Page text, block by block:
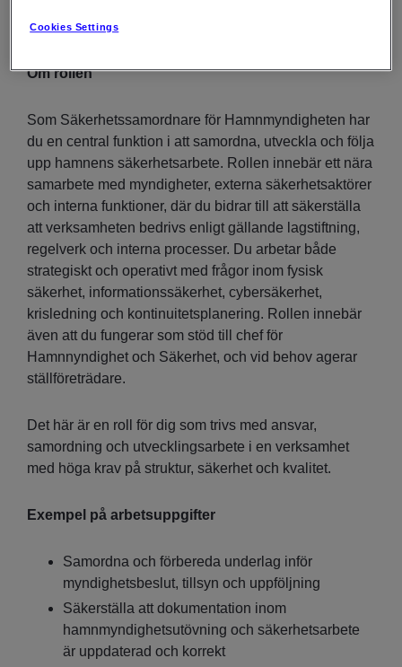
Om rollen
Som Säkerhetssamordnare för Hamnmyndigheten har
du en central funktion i att samordna, utveckla och följa
upp hamnens säkerhetsarbete. Rollen innebär ett nära
samarbete med myndigheter, externa säkerhetsaktörer
och interna funktioner, där du bidrar till att säkerställa
att verksamheten bedrivs enligt gällande lagstiftning,
regelverk och interna processer. Du arbetar både
strategiskt och operativt med frågor inom fysisk
säkerhet, informationssäkerhet, cybersäkerhet,
krisledning och kontinuitetsplanering. Rollen innebär
även att du fungerar som stöd till chef för
Hamnnyndighet och Säkerhet, och vid behov agerar
ställföreträdare.
Det här är en roll för dig som trivs med ansvar,
samordning och utvecklingsarbete i en verksamhet
med höga krav på struktur, säkerhet och kvalitet.
Exempel på arbetsuppgifter
Samordna och förbereda underlag inför
myndighetsbeslut, tillsyn och uppföljning
Säkerställa att dokumentation inom
hamnmyndighetsutövning och säkerhetsarbete
är uppdaterad och korrekt
Cookies Settings